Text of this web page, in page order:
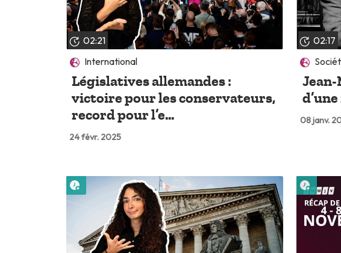
02:21
International
Législatives allemandes :
victoire pour les conservateurs,
record pour l’e...
24 févr. 2025
02:17
08 janv.
Lire plus tard